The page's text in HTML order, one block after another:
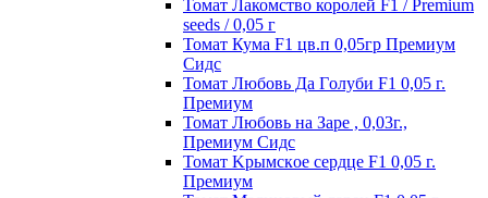
Томат Лакомство королей F1 / Premium
seeds / 0,05 г
Томат Кума F1 цв.п 0,05гр Премиум
Сидс
Томат Любoвь Дa Гoлyби F1 0,05 г.
Пpeмиyм
Томат Любовь на Заре , 0,03г.,
Премиум Сидс
Томат Kpымcкoe cepдцe F1 0,05 г.
Пpeмиyм